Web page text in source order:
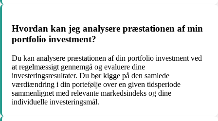
Hvordan kan jeg analysere præstationen af min
portfolio investment?
Du kan analysere præstationen af din portfolio investment ved
at regelmæssigt gennemgå og evaluere dine
investeringsresultater. Du bør kigge på den samlede
værdiændring i din portefølje over en given tidsperiode
sammenlignet med relevante markedsindeks og dine
individuelle investeringsmål.